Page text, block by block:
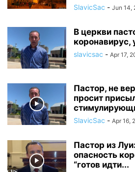
SlavicSac - Jun 14,
В церкви
коронавирус,
slavicsac - Apr 17,
Пастор, не
просит
SlavicSac - Apr 16,
Пастор из
опасность
“готов идти...